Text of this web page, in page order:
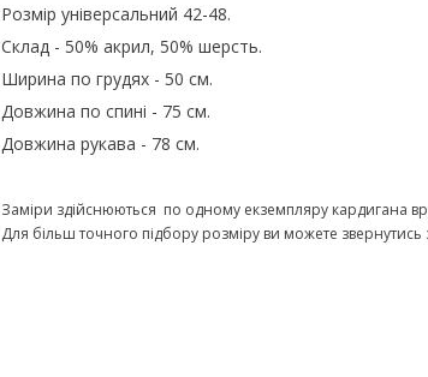
Розмір універсальний 42-48.
Склад - 50% акрил, 50% шерсть.
Ширина по грудях - 50 см.
Довжина по спині - 75 см.
Довжина рукава - 78 см.
Заміри здійснюються по одному екземпляру кардигана
Для більш точного підбору розміру ви можете